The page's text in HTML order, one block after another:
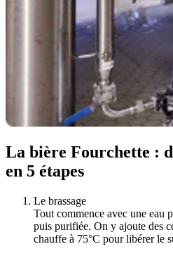
La bière Fourchette :
en 5 étapes
Le brassage
Tout commence avec une eau
puis purifiée. On y ajoute des
chauffe à 75°C pour libérer le